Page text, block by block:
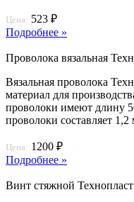
Цена: 523 ₽
Подробнее »
Проволока вязальная
Вязальная проволока
материал для
проволоки имеют длину
проволоки составляет 1,2
Цена: 1200 ₽
Подробнее »
Винт стяжной